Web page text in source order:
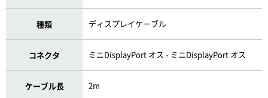
種類 ディスプレイケーブル
コネクタ ミニDisplayPort オス - ミニDisplayPort オス
ケーブル長 2m